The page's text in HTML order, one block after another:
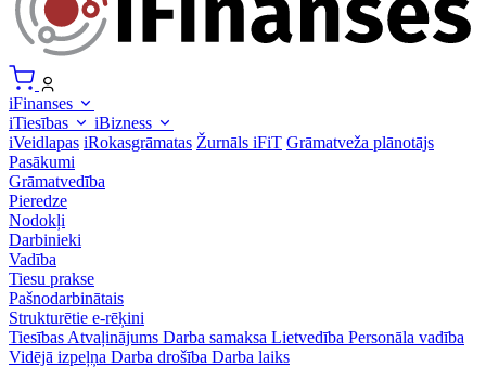
iFinanses
iTiesības
iBizness
iVeidlapas iRokasgrāmatas Žurnāls iFiT Grāmatveža plānotājs
Pasākumi
Grāmatvedība
Pieredze
Nodokļi
Darbinieki
Vadība
Tiesu prakse
Pašnodarbinātais
Strukturētie e-rēķini
Tiesības Atvaļinājums Darba samaksa Lietvedība Personāla vadība
Vidējā izpeļņa Darba drošība Darba laiks